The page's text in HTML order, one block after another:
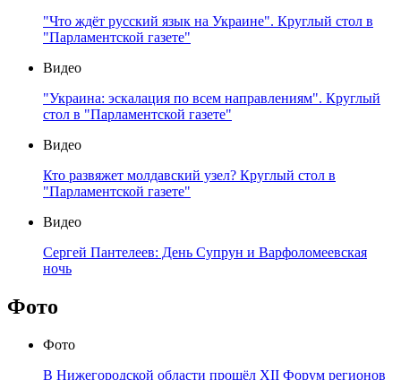
"Что ждёт русский язык на Украине". Круглый стол в
"Парламентской газете"
Видео
"Украина: эскалация по всем направлениям". Круглый
стол в "Парламентской газете"
Видео
Кто развяжет молдавский узел? Круглый стол в
"Парламентской газете"
Видео
Сергей Пантелеев: День Супрун и Варфоломеевская
ночь
Фото
Фото
В Нижегородской области прошёл XII Форум регионов